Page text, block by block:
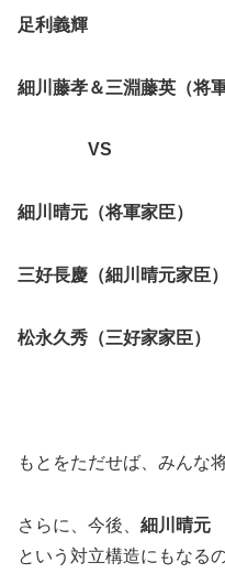
足利義輝
細川藤孝＆三淵藤英（将軍
VS
細川晴元（将軍家臣）
三好長慶（細川晴元家臣）
松永久秀（三好家家臣）
もとをただせば、みんな
さらに、今後、 細川晴
という対立構造にもなる